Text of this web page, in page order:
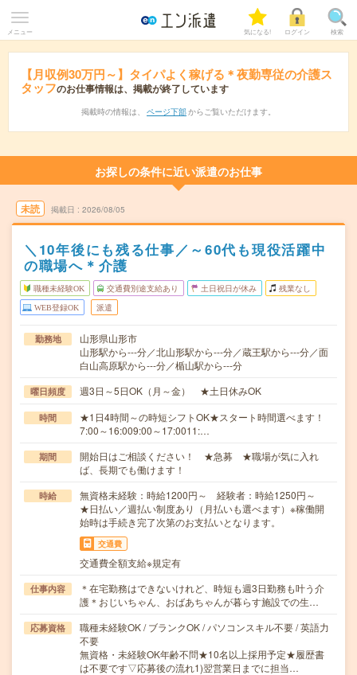
メニュー 気になる! ログイン 検索
【月収例30万円～】タイパよく稼げる＊夜勤専従の介護ス
タッフのお仕事情報は、掲載が終了しています
掲載時の情報は、 ページ下部 からご覧いただけます。
お探しの条件に近い派遣のお仕事
未読 掲載日 2026/08/05
＼10年後にも残る仕事／～60代も現役活躍中
の職場へ＊介護
職種未経験OK 交通費別途支給あり 土日祝日が休み 残業なし
WEB登録OK 派遣
勤務地
山形県山形市
山形駅から---分／北山形駅から---分／蔵王駅から---分／面
白山高原駅から---分／楯山駅から---分
曜日頻度 週3日～5日OK（月～金） ★土日休みOK
時間
★1日4時間～の時短シフトOK★スタート時間選べます！
7:00～16:009:00～17:0011:…
期間
開始日はご相談ください！ ★急募 ★職場が気に入れ
ば、長期でも働けます！
時給
無資格未経験：時給1200円～ 経験者：時給1250円～
★日払い／週払い制度あり（月払いも選べます）※稼働開
始時は手続き完了次第のお支払いとなります。
交通費
交通費全額支給※規定有
仕事内容
＊在宅勤務はできないけれど、時短も週3日勤務も叶う介
護＊おじいちゃん、おばあちゃんが暮らす施設での生…
応募資格
職種未経験OK / ブランクOK / パソコンスキル不要 / 英語力
不要
無資格・未経験OK年齢不問★10名以上採用予定★履歴書
は不要です▽応募後の流れ1)翌営業日までに担当…